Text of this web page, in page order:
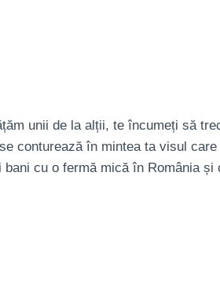
unii de la alții, te încumeți să
conturează în mintea ta visul
cu o fermă mică în România